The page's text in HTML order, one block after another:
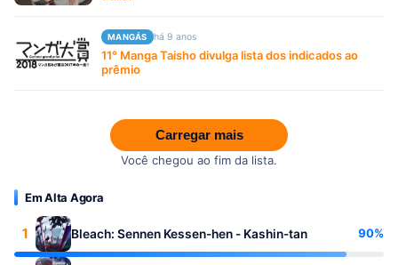
MANGÁS há 9 anos
11° Manga Taisho divulga lista dos indicados ao
prêmio
Carregar mais
Você chegou ao fim da lista.
Em Alta Agora
1 Bleach: Sennen Kessen-hen - Kashin-tan 90%